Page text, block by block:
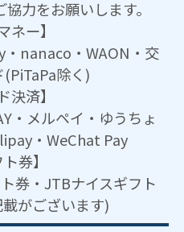
力をお願いします。
ネー】
・nanaco・WAON・交
除く)
決済】
・メルペイ・ゆうちょ
・WeChat Pay
券】
券・JTBナイスギフト
がございます)